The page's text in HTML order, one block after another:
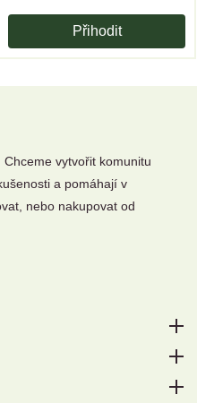
Přihodit
vytvořit komunitu
a pomáhají v
nebo nakupovat od